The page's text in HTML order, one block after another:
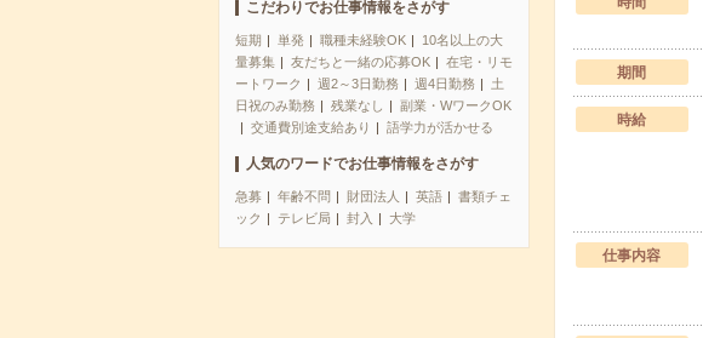
こだわりでお仕事情報をさがす
短期 単発 職種未経験OK
10名以上の大
量募集
友だちと一緒の応募OK
在宅・リモ
ートワーク
週2～3日勤務 週4日勤務
土
日祝のみ勤務
残業なし
副業・WワークOK
交通費別途支給あり
語学力が活かせる
人気のワードでお仕事情報をさがす
急募 年齢不問 財団法人 英語
書類チェ
ック
テレビ局 封入 大学
期間
時給
仕事内容